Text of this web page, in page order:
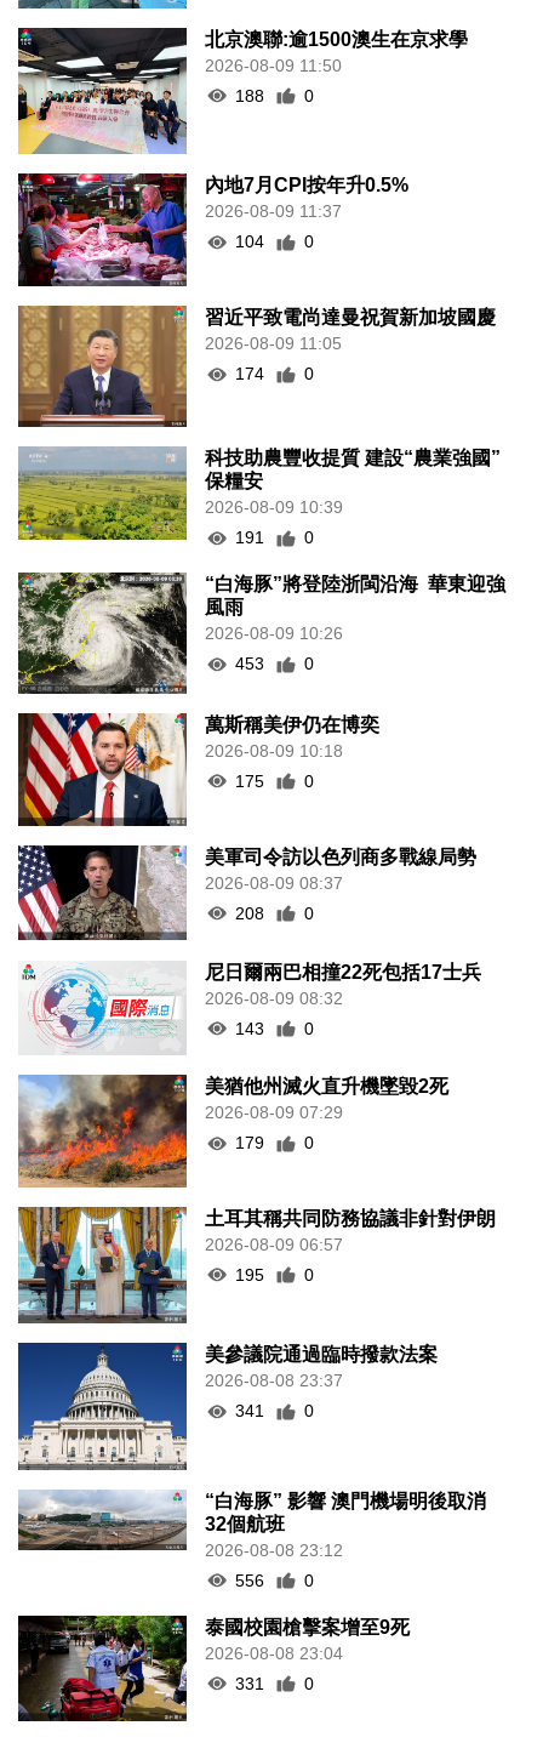
北京澳聯:逾1500澳生在京求學
2026-08-09 11:50
188
0
內地7月CPI按年升0.5%
2026-08-09 11:37
104
0
習近平致電尚達曼祝賀新加坡國慶
2026-08-09 11:05
174
0
科技助農豐收提質 建設“農業強國”
保糧安
2026-08-09 10:39
191
0
“白海豚”將登陸浙閩沿海 華東迎強
風雨
2026-08-09 10:26
453
0
萬斯稱美伊仍在博奕
2026-08-09 10:18
175
0
美軍司令訪以色列商多戰線局勢
2026-08-09 08:37
208
0
尼日爾兩巴相撞22死包括17士兵
2026-08-09 08:32
143
0
美猶他州滅火直升機墜毀2死
2026-08-09 07:29
179
0
土耳其稱共同防務協議非針對伊朗
2026-08-09 06:57
195
0
美參議院通過臨時撥款法案
2026-08-08 23:37
341
0
“白海豚” 影響 澳門機場明後取消
32個航班
2026-08-08 23:12
556
0
泰國校園槍擊案增至9死
2026-08-08 23:04
331
0